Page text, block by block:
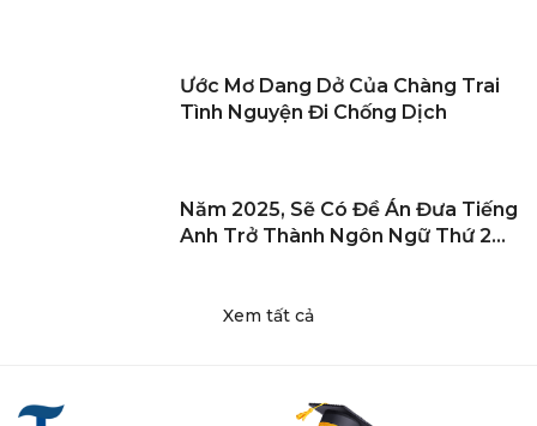
Ước Mơ Dang Dở Của Chàng Trai
Tình Nguyện Đi Chống Dịch
Năm 2025, Sẽ Có Đề Án Đưa Tiếng
Anh Trở Thành Ngôn Ngữ Thứ 2
Xem tất cả